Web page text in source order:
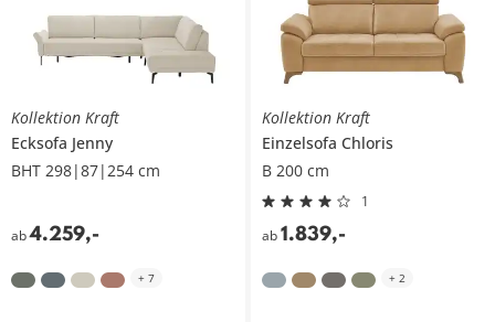
Kollektion Kraft
Ecksofa Jenny
BHT 298|87|254 cm
ab4.259,-
+ 7
Kollektion Kraft
Einzelsofa Chloris
B 200 cm
1
ab 1.839,-
+ 2